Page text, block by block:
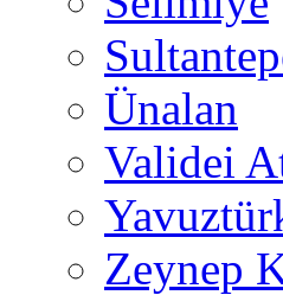
Ünalan
Validei
Zeynep